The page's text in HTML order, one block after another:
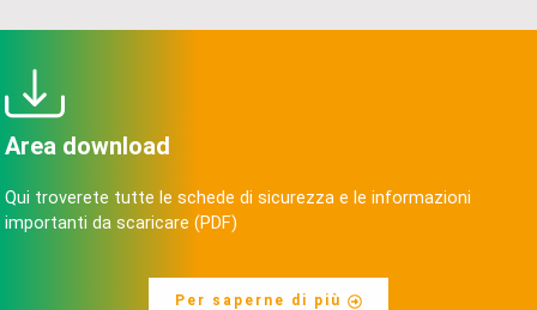
Area download
Qui troverete tutte le schede di sicurezza e le informazioni
importanti da scaricare (PDF)
Per saperne di più